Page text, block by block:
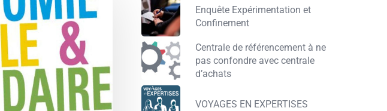
Enquête Expérimentation et
Confinement
Centrale de référencement à ne
pas confondre avec centrale
d’achats
VOYAGES EN EXPERTISES